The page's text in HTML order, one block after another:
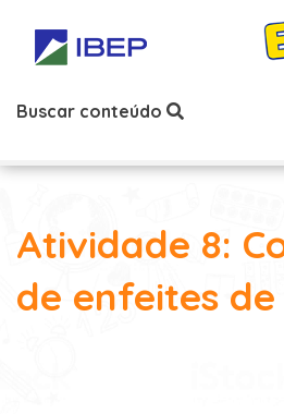
Buscar conteúdo
Atividade 8:
de enfeites